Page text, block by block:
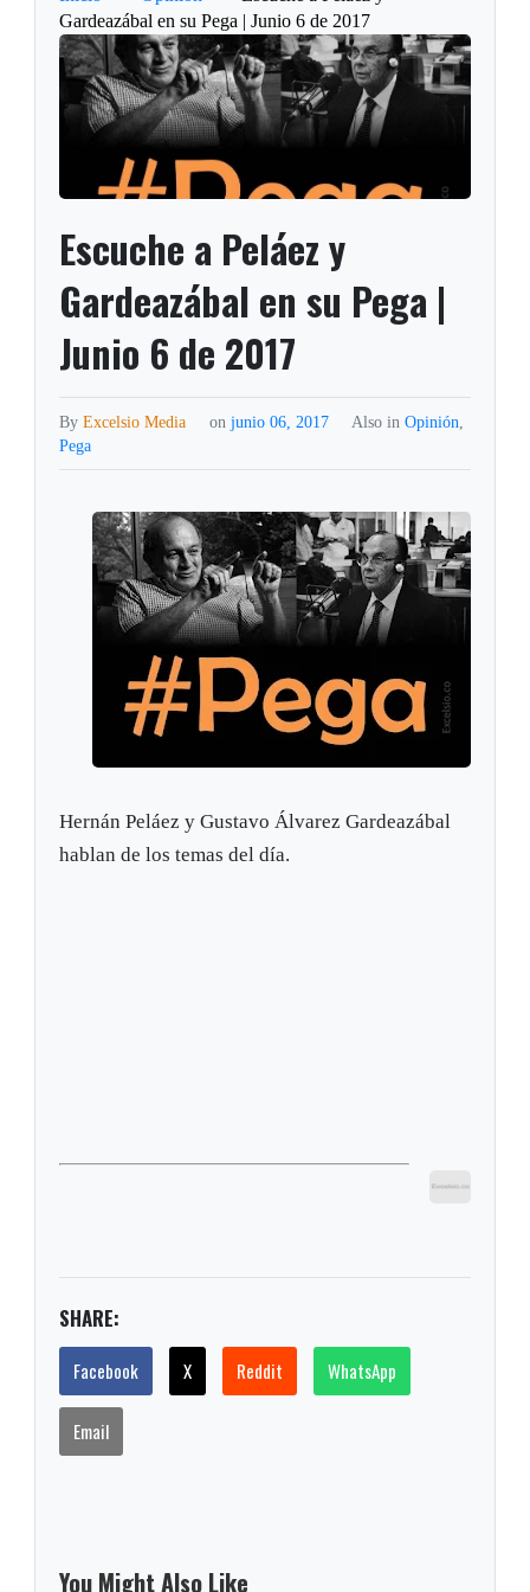
Gardeazábal en su Pega | Junio 6 de 2017
Escuche a Peláez y
Gardeazábal en su Pega |
Junio 6 de 2017
ByExcelsio Media on junio 06, 2017 Also in Opinión,
Pega
Hernán Peláez y Gustavo Álvarez Gardeazábal
hablan de los temas del día.
SHARE:
Facebook X Reddit WhatsApp
Email
You Might Also Like